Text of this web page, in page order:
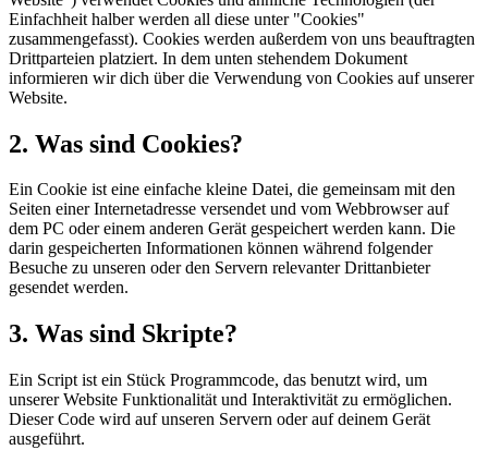
Einfachheit halber werden all diese unter "Cookies"
zusammengefasst). Cookies werden außerdem von uns beauftragten
Drittparteien platziert. In dem unten stehendem Dokument
informieren wir dich über die Verwendung von Cookies auf unserer
Website.
2. Was sind Cookies?
Ein Cookie ist eine einfache kleine Datei, die gemeinsam mit den
Seiten einer Internetadresse versendet und vom Webbrowser auf
dem PC oder einem anderen Gerät gespeichert werden kann. Die
darin gespeicherten Informationen können während folgender
Besuche zu unseren oder den Servern relevanter Drittanbieter
gesendet werden.
3. Was sind Skripte?
Ein Script ist ein Stück Programmcode, das benutzt wird, um
unserer Website Funktionalität und Interaktivität zu ermöglichen.
Dieser Code wird auf unseren Servern oder auf deinem Gerät
ausgeführt.